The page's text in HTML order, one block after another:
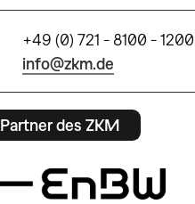
+49 (0) 721 - 8100 - 1200
info@zkm.de
Partner des ZKM